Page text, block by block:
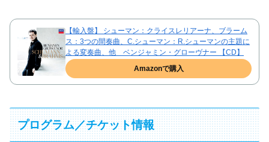
【輸入盤】 シューマン：クライスレリアーナ、ブラーム
ス：3つの間奏曲、C.シューマン：R.シューマンの主題に
よる変奏曲、他 ベンジャミン・グローヴナー 【CD】
Amazonで購入
プログラム／チケット情報